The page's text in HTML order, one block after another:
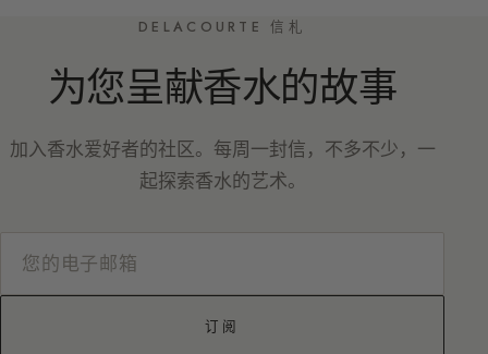
DELACOURTE 信札
为您呈献香水的故事
加入香水爱好者的社区。每周一封信，不多不少，一
起探索香水的艺术。
订阅